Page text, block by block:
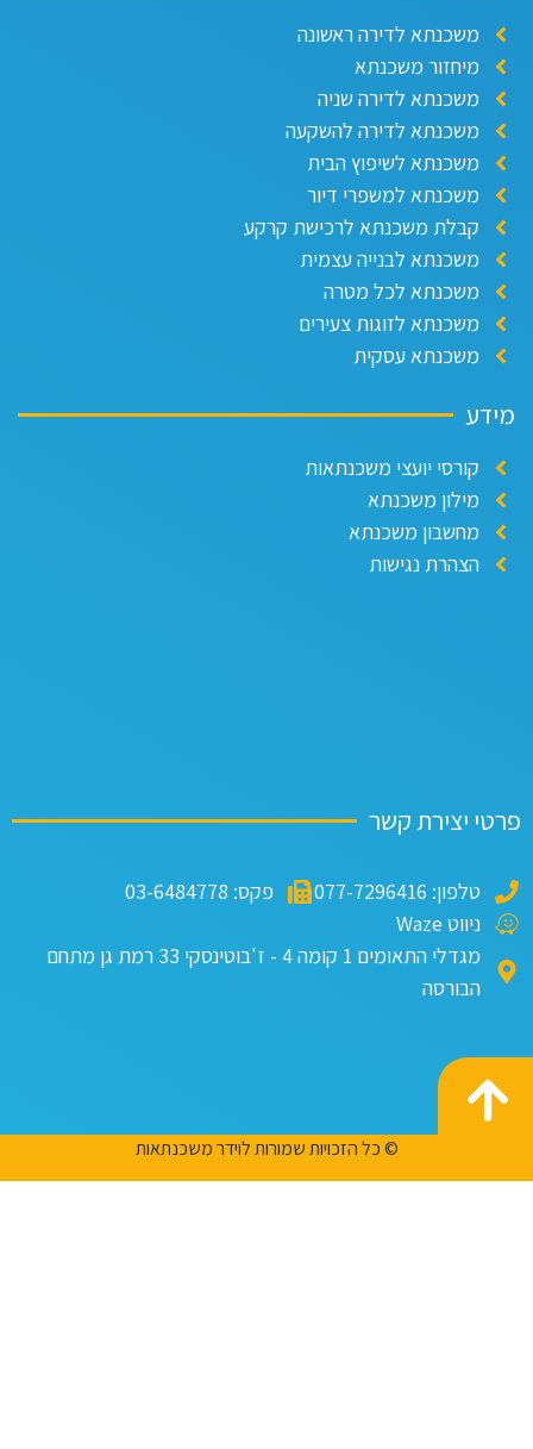
משכנתא לדירה ראשונה
מיחזור משכנתא
משכנתא לדירה שניה
משכנתא לדירה להשקעה
משכנתא לשיפוץ הבית
משכנתא למשפרי דיור
קבלת משכנתא לרכישת קרקע
משכנתא לבנייה עצמית
משכנתא לכל מטרה
משכנתא לזוגות צעירים
משכנתא עסקית
קורסי יועצי משכנתאות
מילון משכנתא
מחשבון משכנתא
הצהרת נגישות
יצירת קשר
טלפון: 077-7296416
פקס: 03-6484778
ניווט Waze
מגדלי התאומים 1 קומה 4 - ז'בוטינסקי 33 רמת גן מתחם
הבורסה
© כל הזכויות שמורות לוידר משכנתאות